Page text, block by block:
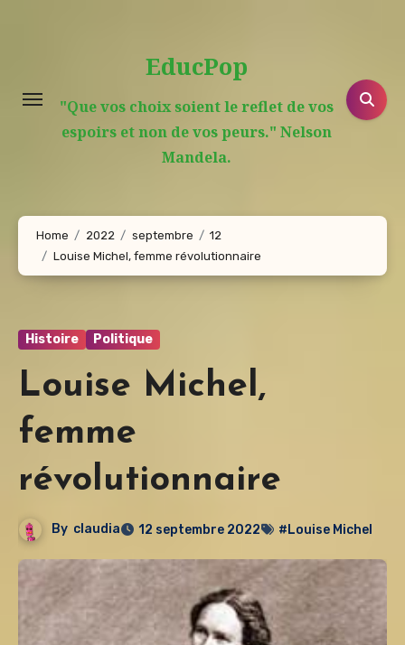
EducPop
"Que vos choix soient le reflet de vos
espoirs et non de vos peurs." Nelson
Mandela.
Home 2022 septembre
12
Louise Michel, femme révolutionnaire
Histoire Politique
Louise Michel,
femme
révolutionnaire
By claudia 12 septembre 2022 #Louise Michel